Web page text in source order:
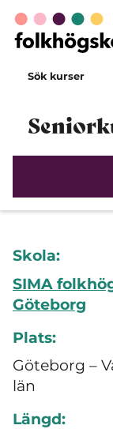
Sök kurser
Skola:
SIMA
Göteborg
Plats:
Göteborg –
län
Längd: